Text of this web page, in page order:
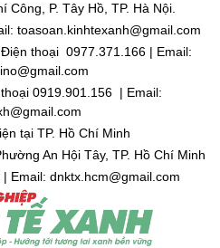
Công, P. Tây Hồ, TP. Hà Nội.
toasoan.kinhtexanh@gmail.com
thoại 0977.371.166 | Email:
0919.901.156 | Email:
tại TP. Hồ Chí Minh
An Hội Tây, TP. Hồ Chí Minh
Email: dnktx.hcm@gmail.com